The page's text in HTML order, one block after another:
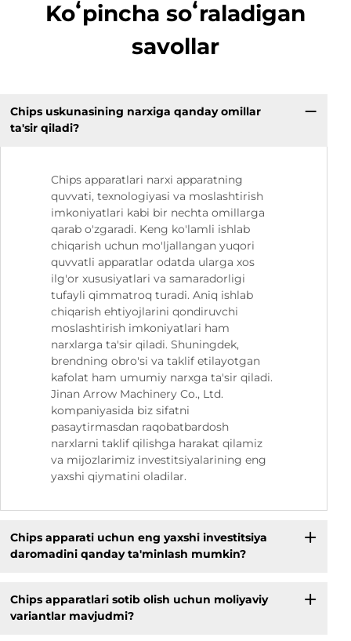
Koʻpincha soʻraladigan
savollar
Chips uskunasining narxiga qanday omillar
ta'sir qiladi?
Chips apparatlari narxi apparatning
quvvati, texnologiyasi va moslashtirish
imkoniyatlari kabi bir nechta omillarga
qarab o'zgaradi. Keng ko'lamli ishlab
chiqarish uchun mo'ljallangan yuqori
quvvatli apparatlar odatda ularga xos
ilg'or xususiyatlari va samaradorligi
tufayli qimmatroq turadi. Aniq ishlab
chiqarish ehtiyojlarini qondiruvchi
moslashtirish imkoniyatlari ham
narxlarga ta'sir qiladi. Shuningdek,
brendning obro'si va taklif etilayotgan
kafolat ham umumiy narxga ta'sir qiladi.
Jinan Arrow Machinery Co., Ltd.
kompaniyasida biz sifatni
pasaytirmasdan raqobatbardosh
narxlarni taklif qilishga harakat qilamiz
va mijozlarimiz investitsiyalarining eng
yaxshi qiymatini oladilar.
Chips apparati uchun eng yaxshi investitsiya
daromadini qanday ta'minlash mumkin?
Chips apparatlari sotib olish uchun moliyaviy
variantlar mavjudmi?